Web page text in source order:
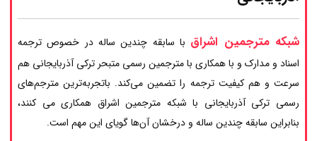
شبکه مترجمین اشراق با سابقه چندین ساله در خصوص ترجمه
اسناد و مدارک و با همکاری با مترجمین رسمی متبحر ترکی آذربایجانی هم
سرعت و هم کیفیت ترجمه را تضمین می‌کند. باتجربه‌ترین مترجم‌های
رسمی ترکی آذربایجانی با شبکه مترجمین اشراق همکاری می کنند،
بنابراین سابقه چندین ساله و درخشان آن‌ها گویای این مهم است.